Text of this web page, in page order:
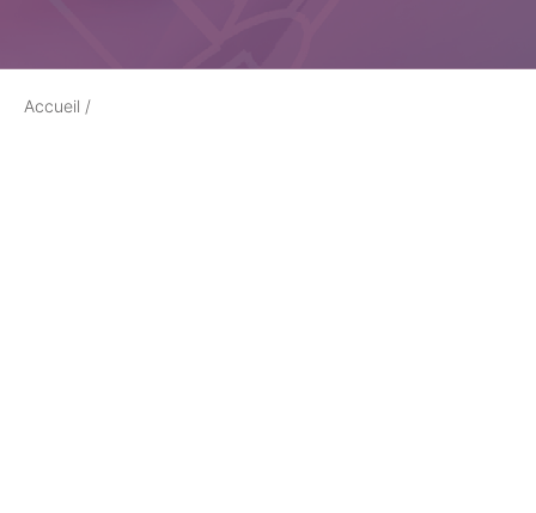
Accueil /